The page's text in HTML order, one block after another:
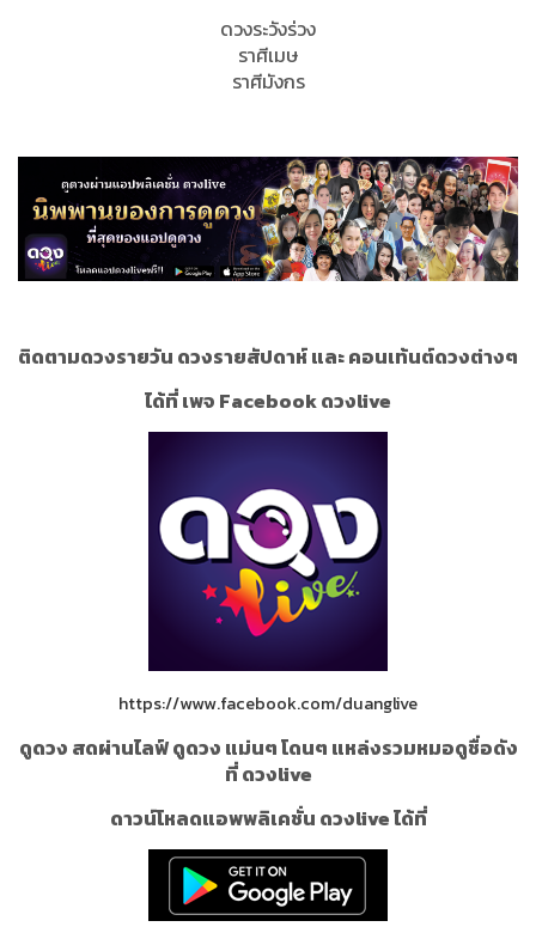
ดวงระวังร่วง
ราศีเมษ
ราศีมังกร
ติดตามดวงรายวัน ดวงรายสัปดาห์ และ คอนเท้นต์ดวงต่างๆ
ได้ที่ เพจ Facebook ดวงlive
https://www.facebook.com/duanglive
ดูดวง สดผ่านไลฟ์ ดูดวง แม่นๆ โดนๆ แหล่งรวมหมอดูชื่อดัง
ที่ ดวงlive
ดาวน์โหลดแอพพลิเคชั่น ดวงlive ได้ที่